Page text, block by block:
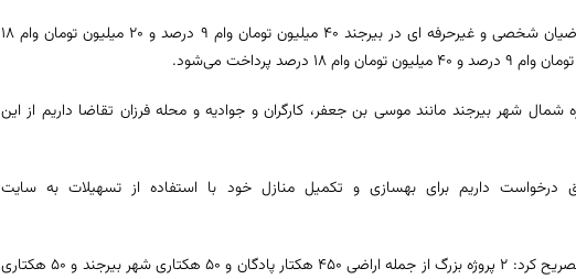
جعفری اظهار کرد: در این طرح به متقاضیان شخصی و غیرحرفه ای در بیرجند ۴۰ میلیون تومان وام ۹ درصد و ۲۰ میلیون تومان وام ۱۸
شهر بیرجند مانند موسی بن جعفر، کارگران و جوادیه و محله فرزان تقاضا داریم از این
درخواست داریم برای بهسازی و تکمیل منازل خود با استفاده از تسهیلات به سایت
مدیرکل راه و شهرسازی خراسان جنوبی تصریح کرد: ۲ پروژه بزرگ از جمله اراضی ۴۵۰ هکتار پادگان و ۵۰ هکتاری شهر بیرجند و ۵۰ هکتاری